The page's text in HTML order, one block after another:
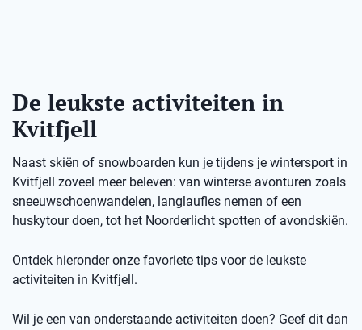
De leukste activiteiten in
Kvitfjell
Naast skiën of snowboarden kun je tijdens je wintersport in
Kvitfjell zoveel meer beleven: van winterse avonturen zoals
sneeuwschoenwandelen, langlaufles nemen of een
huskytour doen, tot het Noorderlicht spotten of avondskiën.
Ontdek hieronder onze favoriete tips voor de leukste
activiteiten in Kvitfjell.
Wil je een van onderstaande activiteiten doen? Geef dit dan